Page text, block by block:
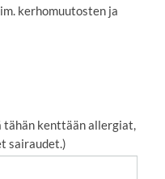
kerhomuutosten ja
kenttään allergiat,
sairaudet.)